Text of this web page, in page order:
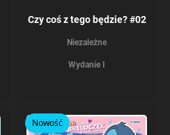
Czy coś z tego będzie? #02
Niezależne
Wydanie I
Nowość